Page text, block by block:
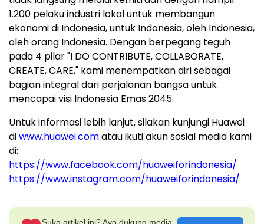
1.200 pelaku industri lokal untuk membangun
ekonomi di Indonesia, untuk Indonesia, oleh Indonesia,
oleh orang Indonesia. Dengan berpegang teguh
pada 4 pilar "I DO CONTRIBUTE, COLLABORATE,
CREATE, CARE," kami menempatkan diri sebagai
bagian integral dari perjalanan bangsa untuk
mencapai visi Indonesia Emas 2045.
Untuk informasi lebih lanjut, silakan kunjungi Huawei
diwww.huawei.comatau ikuti akun sosial media kami
di:
https://www.facebook.com/huaweiforindonesia/
https://www.instagram.com/huaweiforindonesia/